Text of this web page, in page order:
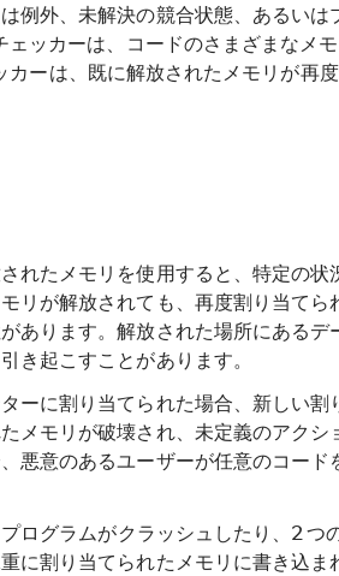
例外、未解決の競合状態、あるいは
ッカーは、コードのさまざまなメ
ーは、既に解放されたメモリが再
れたメモリを使用すると、特定の状
リが解放されても、再度割り当てら
あります。解放された場所にあるデ
き起こすことがあります。
ーに割り当てられた場合、新しい割
メモリが破壊され、未定義のアクシ
悪意のあるユーザーが任意のコード
ログラムがクラッシュしたり、2 つ
に割り当てられたメモリに書き込ま